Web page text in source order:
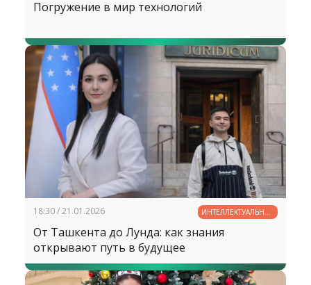
Погружение в мир технологий
18:30 / 21.01.2026
ИНТЕЛЛЕКТУАЛЬНЫЙ
ПОТЕНЦИАЛ
УЗБЕКИСТАНА
От Ташкента до Лунда: как знания
открывают путь в будущее